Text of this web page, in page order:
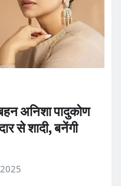
अनिशा पादुकोण
से शादी, बनेंगी